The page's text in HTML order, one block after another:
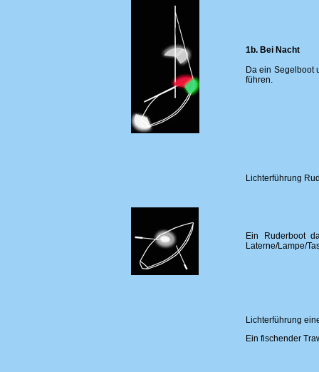
1b. Bei Nacht
Da ein Segelboot
führen.
Lichterführung
Ein Ruderboot
Laterne/Lampe/
Lichterführung
Ein fischender